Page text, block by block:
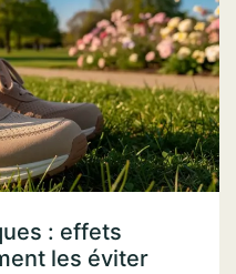
: effets
les éviter